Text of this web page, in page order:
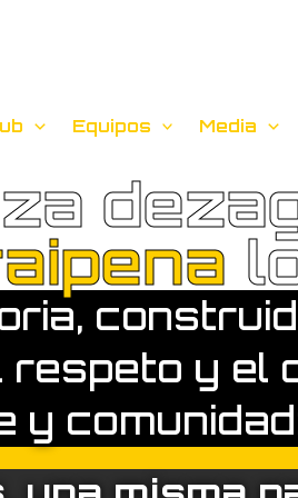
Equipos Media
y el
y